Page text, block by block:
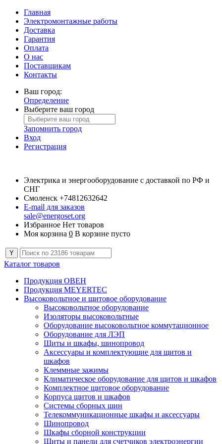
Главная
Электромонтажные работы
Доставка
Гарантия
Оплата
О нас
Поставщикам
Контакты
Ваш город:
Определение
Выберите ваш город
Запомнить город
Вход
Регистрация
Электрика и энергооборудование с доставкой по РФ и
СНГ
Смоленск +74812632642
E-mail для заказов
sale@energoset.org
Избранное Нет товаров
Моя корзина 0 В корзине пусто
Каталог товаров
Продукция ОВЕН
Продукция MEYERTEC
Высоковольтное и щитовое оборудование
Высоковольтное оборудование
Изоляторы высоковольтные
Оборудование высоковольтное коммутационное
Оборудование для ЛЭП
Щиты и шкафы, шинопровод
Аксессуары и комплектующие для щитов и
шкафов
Клеммные зажимы
Климатическое оборудование для щитов и шкафов
Комплектное щитовое оборудование
Корпуса щитов и шкафов
Системы сборных шин
Телекоммуникационные шкафы и аксессуары
Шинопровод
Шкафы сборной конструкции
Щиты и панели для счетчиков электроэнергии